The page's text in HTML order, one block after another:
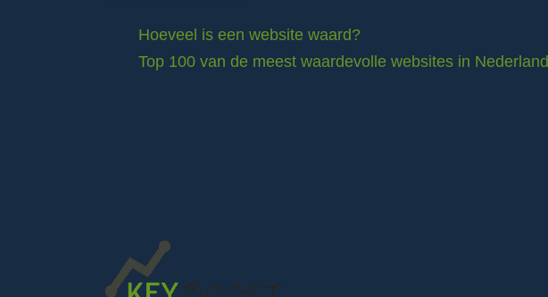
Hoeveel is een website waard?
Top 100 van de meest waardevolle websites in Nederland